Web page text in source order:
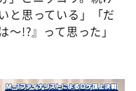
と思っている」「だ
!?』って思った」